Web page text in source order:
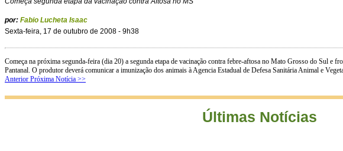
por: Fabio Lucheta Isaac
Sexta-feira, 17 de outubro de 2008 - 9h38
Começa na próxima segunda-feira (dia 20) a segunda etapa de vacinação contra febre-aftosa no Mato Grosso do Sul e
Pantanal. O produtor deverá comunicar a imunização dos animais à Agencia Estadual de Defesa Sanitária Animal e
Anterior Próxima Notícia >>
Últimas Notícias